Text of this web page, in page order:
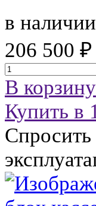
в наличии
206 500 ₽
В корзину
Купить в